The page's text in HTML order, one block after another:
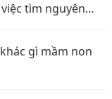
tìm nguyên
gì mầm non